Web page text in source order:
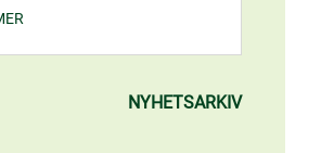
NYHETSARKIV